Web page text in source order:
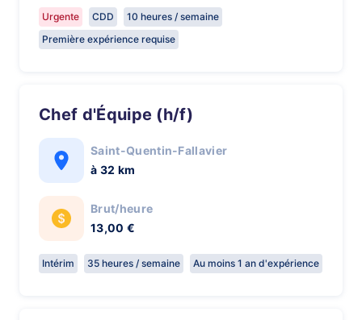
Urgente CDD
10 heures / semaine
Première expérience requise
Chef d'Équipe (h/f)
Saint-Quentin-Fallavier
à 32 km
Brut/heure
13,00 €
Intérim 35 heures / semaine Au moins 1 an d'expérience